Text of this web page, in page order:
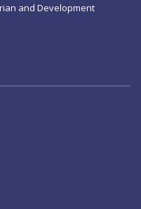
and Development